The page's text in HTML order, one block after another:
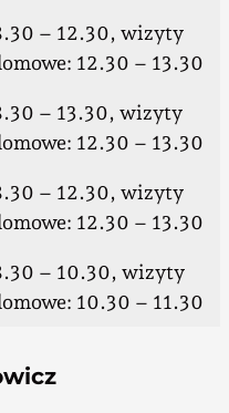
– 12.30, wizyty
12.30 – 13.30
– 13.30, wizyty
12.30 – 13.30
– 12.30, wizyty
12.30 – 13.30
– 10.30, wizyty
10.30 – 11.30